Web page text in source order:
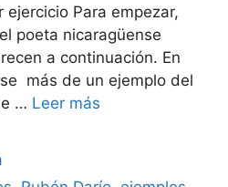
ejercicio Para empezar,
poeta nicaragüense
a continuación. En
más de un ejemplo del
… Leer más